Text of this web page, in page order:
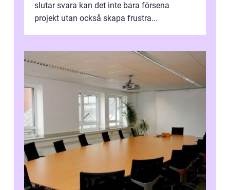
slutar svara kan det inte bara försena
projekt utan också skapa frustra...